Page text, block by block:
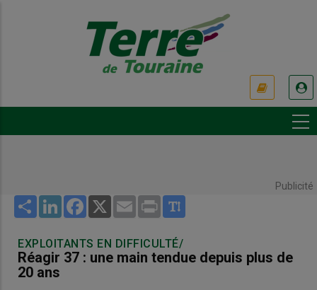
Publicité
Share LinkedInFacebook
X Email Print
EXPLOITANTS EN DIFFICULTÉ/
Réagir 37 : une main tendue depuis plus de
20 ans